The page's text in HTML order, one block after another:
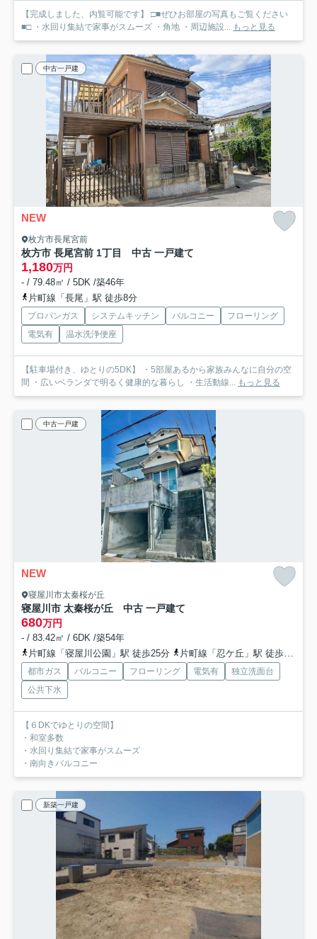
【完成しました、内覧可能です】 □■ぜひお部屋の写真もご覧ください
■□ ・水回り集結で家事がスムーズ ・角地 ・周辺施設...
もっと見る
中古一戸建
NEW
枚方市長尾宮前
枚方市 長尾宮前 1丁目 中古 一戸建て
1,180万円
- / 79.48㎡ / 5DK /築46年
片町線「長尾」駅 徒歩8分
プロパンガス システムキッチン バルコニー
フローリング
電気有
温水洗浄便座
【駐車場付き、ゆとりの5DK】 ・5部屋あるから家族みんなに自分の空
間 ・広いベランダで明るく健康的な暮らし ・生活動線...
もっと見る
中古一戸建
NEW
寝屋川市太秦桜が丘
寝屋川市 太秦桜が丘 中古 一戸建て
680万円
- / 83.42㎡ / 6DK /築54年
片町線「寝屋川公園」駅 徒歩25分
片町線「忍ケ丘」駅 徒歩32分
都市ガス バルコニー フローリング 電気有
独立洗面台
公共下水
【６DKでゆとりの空間】
・和室多数
・水回り集結で家事がスムーズ
・南向きバルコニー
新築一戸建